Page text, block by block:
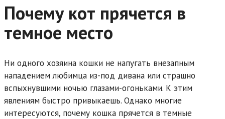
Почему кот прячется в
темное место
Ни одного хозяина кошки не напугать внезапным
нападением любимца из-под дивана или страшно
вспыхнувшими ночью глазами-огоньками. К этим
явлениям быстро привыкаешь. Однако многие
интересуются, почему кошка прячется в темные